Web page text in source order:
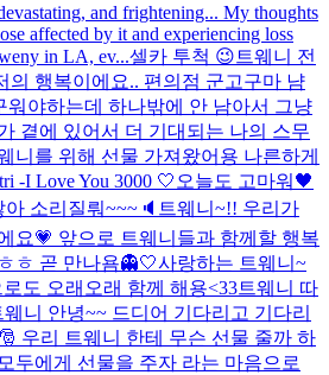
and frightening... My thoughts
affected by it and experiencing loss
in LA, ev...셀카 투척 😉 트웨니 전
의 행복이에요.. 편의점 군고구마 냠
워야하는데 하나밖에 안 남아서 그냥
곁에 있어서 더 기대되는 나의 스무
니를 위해 선물 가져왔어용 나른하게
-I Love You 3000 🤍 오늘도 고마워🖤
소리질뤄~~~🔈 트웨니~!! 우리가
요💗 앞으로 트웨니들과 함께할 행복
ㅎ 곧 만나욤👻🤍사랑하는 트웨니~
도 오래오래 함께 해용<33트웨니 따
웨니 안녕~~ 드디어 기다리고 기다리
우리 트웨니 한테 무슨 선물 줄까 하
두에게 선물을 주자 라는 마음으로